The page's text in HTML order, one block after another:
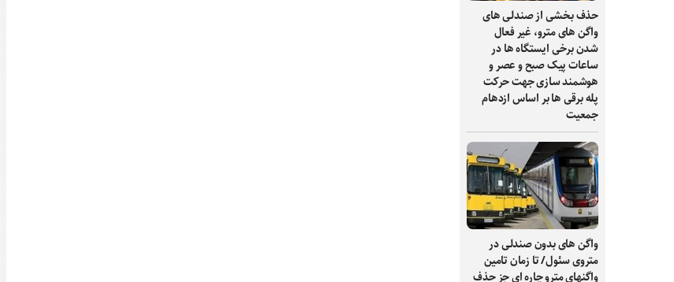
حذف بخشی از صندلی های
واگن های مترو، غیر فعال
شدن برخی ایستگاه ها در
ساعات پیک صبح و عصر و
هوشمند سازی جهت حرکت
پله برقی ها بر اساس ازدهام
جمعیت
واگن های بدون صندلی در
متروی سئول/ تا زمان تامین
واگنهای مترو چاره ای جز حذف